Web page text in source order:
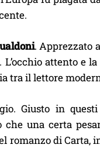
. Apprezzato
attento e
il lettore
Giusto in
che una certa
romanzo di Carta,